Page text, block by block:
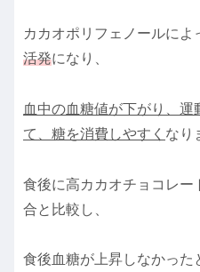
カカオポリフェノールによ
活発になり、
血中の血糖値が下がり、運
て、糖を消費しやすく なり
食後に高カカオチョコレ
合と比較し、
食後血糖が上昇しなかった